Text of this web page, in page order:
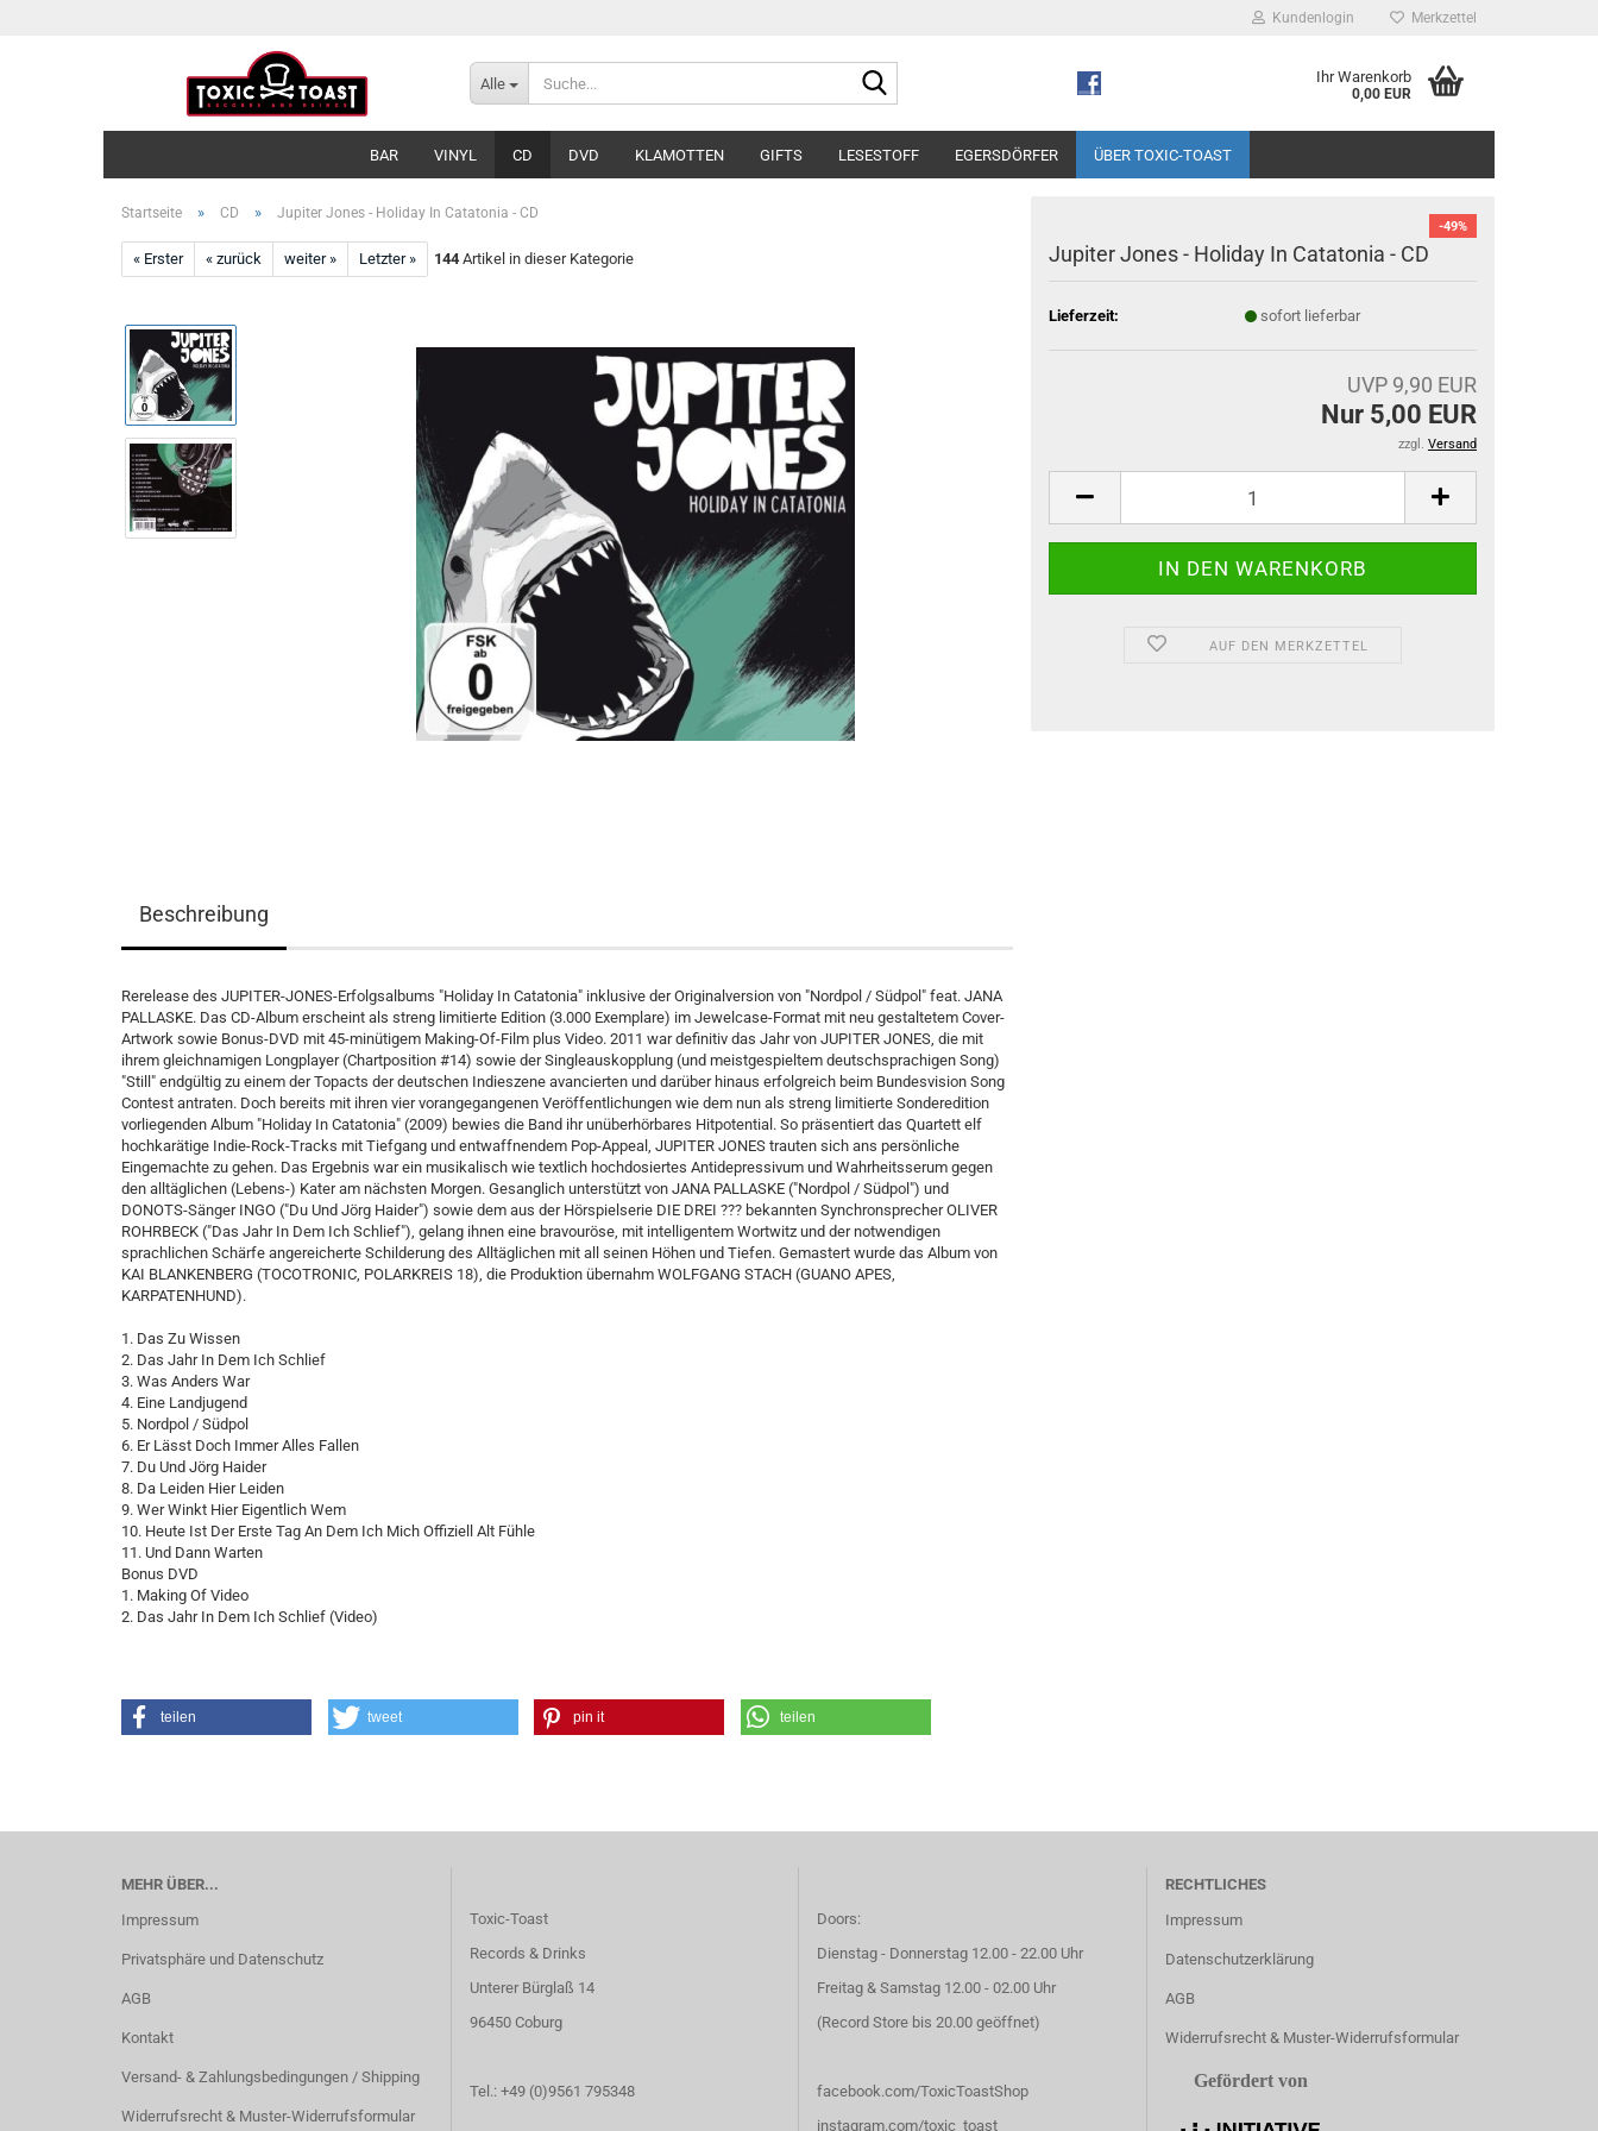
Kundenlogin Merkzettel
Alle Ihr Warenkorb
0,00 EUR
BAR VINYL CD DVD KLAMOTTEN GIFTS LESESTOFF EGERSDÖRFER ÜBER TOXIC-TOAST
Startseite » CD » Jupiter Jones - Holiday In Catatonia - CD
« Erster « zurück weiter » Letzter » 144 Artikel in dieser Kategorie
-49%
Jupiter Jones - Holiday In Catatonia - CD
Lieferzeit: sofort lieferbar
UVP 9,90 EUR
Nur 5,00 EUR
zzgl. Versand
AUF DEN MERKZETTEL
Beschreibung
Rerelease des JUPITER-JONES-Erfolgsalbums "Holiday In Catatonia" inklusive der Originalversion von "Nordpol / Südpol" feat. JANA
PALLASKE. Das CD-Album erscheint als streng limitierte Edition (3.000 Exemplare) im Jewelcase-Format mit neu gestaltetem Cover-
Artwork sowie Bonus-DVD mit 45-minütigem Making-Of-Film plus Video. 2011 war definitiv das Jahr von JUPITER JONES, die mit
ihrem gleichnamigen Longplayer (Chartposition #14) sowie der Singleauskopplung (und meistgespieltem deutschsprachigen Song)
"Still" endgültig zu einem der Topacts der deutschen Indieszene avancierten und darüber hinaus erfolgreich beim Bundesvision Song
Contest antraten. Doch bereits mit ihren vier vorangegangenen Veröffentlichungen wie dem nun als streng limitierte Sonderedition
vorliegenden Album "Holiday In Catatonia" (2009) bewies die Band ihr unüberhörbares Hitpotential. So präsentiert das Quartett elf
hochkarätige Indie-Rock-Tracks mit Tiefgang und entwaffnendem Pop-Appeal, JUPITER JONES trauten sich ans persönliche
Eingemachte zu gehen. Das Ergebnis war ein musikalisch wie textlich hochdosiertes Antidepressivum und Wahrheitsserum gegen
den alltäglichen (Lebens-) Kater am nächsten Morgen. Gesanglich unterstützt von JANA PALLASKE ("Nordpol / Südpol") und
DONOTS-Sänger INGO ("Du Und Jörg Haider") sowie dem aus der Hörspielserie DIE DREI ??? bekannten Synchronsprecher OLIVER
ROHRBECK ("Das Jahr In Dem Ich Schlief"), gelang ihnen eine bravouröse, mit intelligentem Wortwitz und der notwendigen
sprachlichen Schärfe angereicherte Schilderung des Alltäglichen mit all seinen Höhen und Tiefen. Gemastert wurde das Album von
KAI BLANKENBERG (TOCOTRONIC, POLARKREIS 18), die Produktion übernahm WOLFGANG STACH (GUANO APES,
KARPATENHUND).
1. Das Zu Wissen
2. Das Jahr In Dem Ich Schlief
3. Was Anders War
4. Eine Landjugend
5. Nordpol / Südpol
6. Er Lässt Doch Immer Alles Fallen
7. Du Und Jörg Haider
8. Da Leiden Hier Leiden
9. Wer Winkt Hier Eigentlich Wem
10. Heute Ist Der Erste Tag An Dem Ich Mich Offiziell Alt Fühle
11. Und Dann Warten
Bonus DVD
1. Making Of Video
2. Das Jahr In Dem Ich Schlief (Video)
teilen tweet pin it teilen
MEHR ÜBER...
Impressum
Privatsphäre und Datenschutz
AGB
Kontakt
Versand- & Zahlungsbedingungen / Shipping
Widerrufsrecht & Muster-Widerrufsformular
Toxic-Toast
Records & Drinks
Unterer Bürglaß 14
96450 Coburg
Tel.: +49 (0)9561 795348
Doors:
Dienstag - Donnerstag 12.00 - 22.00 Uhr
Freitag & Samstag 12.00 - 02.00 Uhr
(Record Store bis 20.00 geöffnet)
facebook.com/ToxicToastShop
instagram.com/toxic_toast_
RECHTLICHES
Impressum
Datenschutzerklärung
AGB
Widerrufsrecht & Muster-Widerrufsformular
Gefördert von